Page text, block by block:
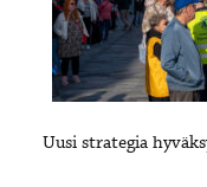
Uusi strategia